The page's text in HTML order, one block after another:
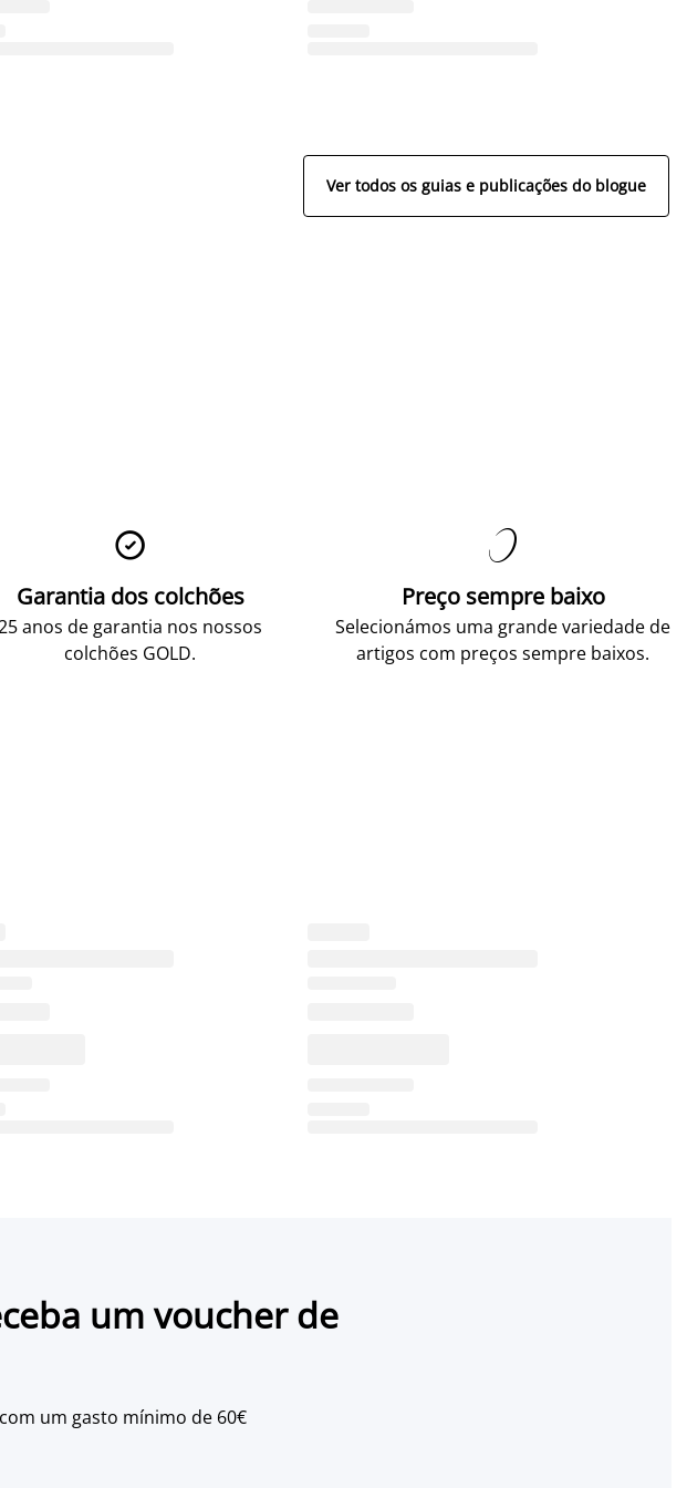
Ver todos os guias e publicações do blogue

Garantia dos colchões
anos de garantia nos nossos
colchões GOLD.

Preço sempre baixo
Selecionámos uma grande variedade de
artigos com preços sempre baixos.
um voucher de
um gasto mínimo de 60€